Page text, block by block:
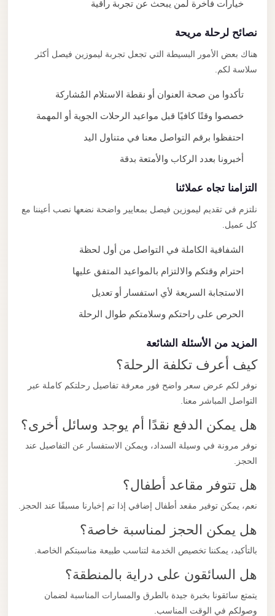
خيارات فاخرة لمن يبحث عن تجربة راقية
نصائح لرحلة مريحة
هناك بعض الأمور البسيطة التي تجعل تجربة ليموزين فيصل أكثر
سلاسة لكم.
تأكدوا من صحة العنوان أو نقطة الاستلام المُشاركة
خصصوا وقتًا كافيًا قبل مواعيد الرحلات الجوية أو المهمة
احتفظوا برقم التواصل معنا في متناول اليد
أخبرونا بعدد الركاب والأمتعة بدقة
التزامنا تجاه عملائنا
نلتزم في تقديم ليموزين فيصل بمعايير واضحة نضعها نصب أعيننا مع
كل عميل.
الشفافية الكاملة في التواصل من أول لحظة
احترام وقتكم والالتزام بالمواعيد المتفق عليها
الاستجابة السريعة لأي استفسار أو تعديل
الحرص على راحتكم وسلامتكم طوال الرحلة
المزيد من الأسئلة الشائعة
كيف أعرف تكلفة الرحلة؟
نوفر لكم عرض سعر واضح فور معرفة تفاصيل رحلتكم كاملة عبر
التواصل المباشر معنا.
هل يمكن الدفع نقدًا أم يوجد وسائل أخرى؟
نوفر مرونة في وسيلة السداد، ويمكن الاستفسار عن التفاصيل عند
الحجز.
هل تتوفر مقاعد أطفال؟
نعم، يمكن توفير مقعد أطفال إضافي إذا تم إخبارنا مسبقًا عند الحجز.
هل يمكن الحجز لمناسبة خاصة؟
بالتأكيد، يمكننا تخصيص الخدمة لتناسب طبيعة مناسبتكم الخاصة.
هل السائقون على دراية بالمنطقة؟
يتمتع سائقونا بخبرة جيدة بالطرق والمسارات المناسبة لضمان
وصولكم في الوقت المناسب.